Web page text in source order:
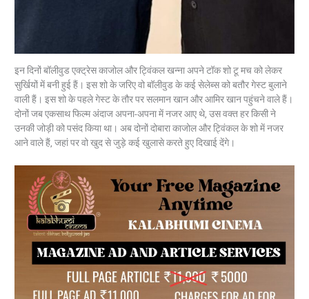
इन दिनों बॉलीवुड एक्ट्रेस काजोल और ट्विंकल खन्ना अपने टॉक शो टू मच को लेकर
सुर्खियों में बनी हुई हैं। इस शो के जरिए वो बॉलीवुड के कई सेलेब्स को बतौर गेस्ट बुलाने
वाली हैं। इस शो के पहले गेस्ट के तौर पर सलमान खान और आमिर खान पहुंचने वाले हैं।
दोनों जब एकसाथ फिल्म अंदाज अपना-अपना में नजर आए थे, उस वक्त हर किसी ने
उनकी जोड़ी को पसंद किया था। अब दोनों दोबारा काजोल और ट्विंकल के शो में नजर
आने वाले हैं, जहां पर वो खुद से जुड़े कई खुलासे करते हुए दिखाई देंगे।